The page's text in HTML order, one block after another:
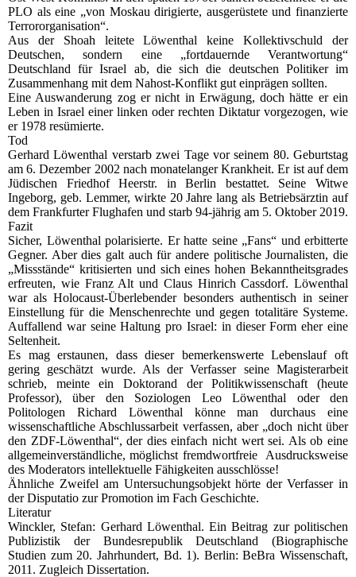
PLO als eine „von Moskau dirigierte, ausgerüstete und finanzierte
Terrororganisation“.
Aus der Shoah leitete Löwenthal keine Kollektivschuld der
Deutschen, sondern eine „fortdauernde Verantwortung“
Deutschland für Israel ab, die sich die deutschen Politiker im
Zusammenhang mit dem Nahost-Konflikt gut einprägen sollten.
Eine Auswanderung zog er nicht in Erwägung, doch hätte er ein
Leben in Israel einer linken oder rechten Diktatur vorgezogen, wie
er 1978 resümierte.
Tod
Gerhard Löwenthal verstarb zwei Tage vor seinem 80. Geburtstag
am 6. Dezember 2002 nach monatelanger Krankheit. Er ist auf dem
Jüdischen Friedhof Heerstr. in Berlin bestattet. Seine Witwe
Ingeborg, geb. Lemmer, wirkte 20 Jahre lang als Betriebsärztin auf
dem Frankfurter Flughafen und starb 94-jährig am 5. Oktober 2019.
Fazit
Sicher, Löwenthal polarisierte. Er hatte seine „Fans“ und erbitterte
Gegner. Aber dies galt auch für andere politische Journalisten, die
„Missstände“ kritisierten und sich eines hohen Bekanntheitsgrades
erfreuten, wie Franz Alt und Claus Hinrich Cassdorf. Löwenthal
war als Holocaust-Überlebender besonders authentisch in seiner
Einstellung für die Menschenrechte und gegen totalitäre Systeme.
Auffallend war seine Haltung pro Israel: in dieser Form eher eine
Seltenheit.
Es mag erstaunen, dass dieser bemerkenswerte Lebenslauf oft
gering geschätzt wurde. Als der Verfasser seine Magisterarbeit
schrieb, meinte ein Doktorand der Politikwissenschaft (heute
Professor), über den Soziologen Leo Löwenthal oder den
Politologen Richard Löwenthal könne man durchaus eine
wissenschaftliche Abschlussarbeit verfassen, aber „doch nicht über
den ZDF-Löwenthal“, der dies einfach nicht wert sei. Als ob eine
allgemeinverständliche, möglichst fremdwortfreie Ausdrucksweise
des Moderators intellektuelle Fähigkeiten ausschlösse!
Ähnliche Zweifel am Untersuchungsobjekt hörte der Verfasser in
der Disputatio zur Promotion im Fach Geschichte.
Literatur
Winckler, Stefan: Gerhard Löwenthal. Ein Beitrag zur politischen
Publizistik der Bundesrepublik Deutschland (Biographische
Studien zum 20. Jahrhundert, Bd. 1). Berlin: BeBra Wissenschaft,
2011. Zugleich Dissertation.